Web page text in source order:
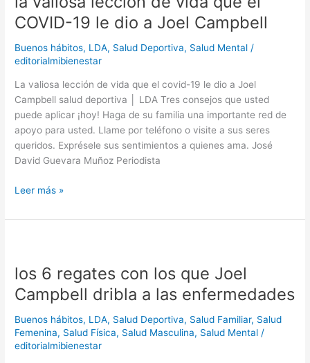
COVID-19 le dio a Joel Campbell
Buenos hábitos, LDA, Salud Deportiva, Salud Mental /
editorialmibienestar
La valiosa lección de vida que el covid-19 le dio a Joel
Campbell salud deportiva │ LDA Tres consejos que usted
puede aplicar ¡hoy! Haga de su familia una importante red de
apoyo para usted. Llame por teléfono o visite a sus seres
queridos. Exprésele sus sentimientos a quienes ama. José
David Guevara Muñoz Periodista
de
vida
que
el
19
le
dio
a
Joel
Campbell
Leer más »
los 6 regates con los que Joel
Campbell dribla a las enfermedades
Buenos hábitos, LDA, Salud Deportiva, Salud Familiar, Salud
Femenina, Salud Física, Salud Masculina, Salud Mental /
editorialmibienestar
regates
con
los
que
Joel
Campbell